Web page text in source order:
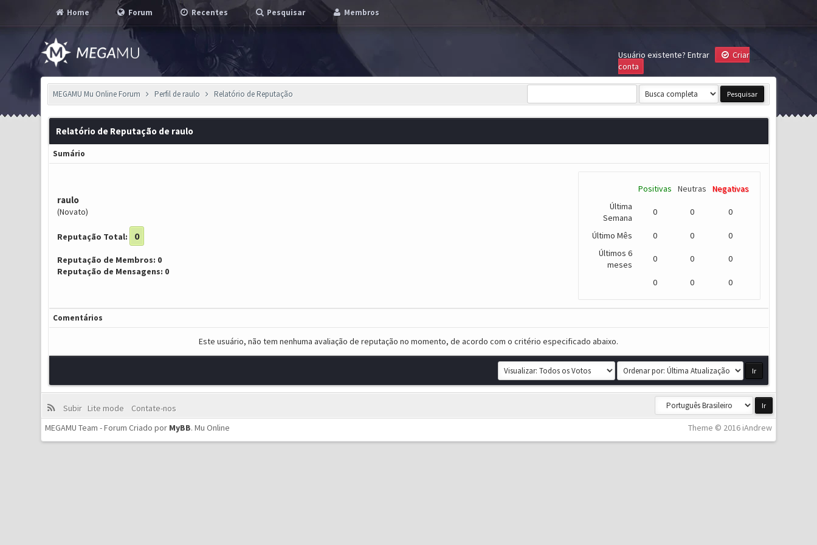
Home Forum Recentes Pesquisar Membros
Usuário existente? Entrar
Criar
conta
MEGAMU Mu Online Forum Perfil de raulo Relatório de Reputação
Relatório de Reputação de raulo
Sumário
raulo
(Novato)
Reputação Total: 0
Reputação de Membros: 0
Reputação de Mensagens: 0
Positivas Neutras
Negativas
Última
Semana
0 0 0
Último Mês 0 0
0
Últimos 6
meses
0 0 0
0 0 0
Comentários
Este usuário, não tem nenhuma avaliação de reputação no momento, de acordo com o critério especificado abaixo.
Subir Lite mode
Contate-nos
Theme © 2016 iAndrew
MEGAMU Team - Forum Criado por MyBB.Mu Online